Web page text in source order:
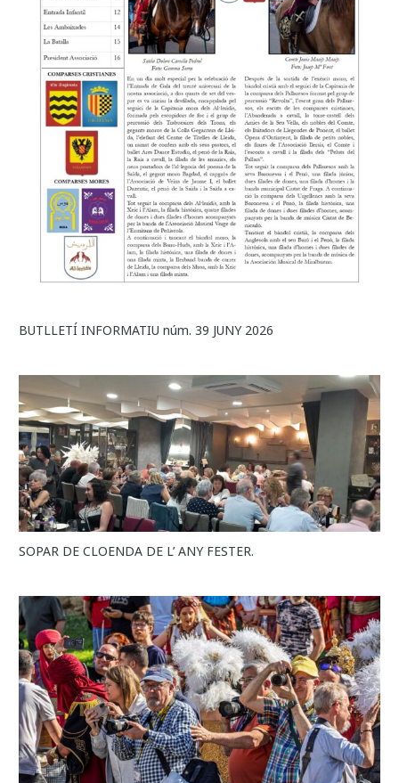
BUTLLETÍ INFORMATIU núm. 39 JUNY 2026
SOPAR DE CLOENDA DE L’ ANY FESTER.